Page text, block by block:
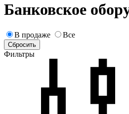
Банковское
В продаже Все
Фильтры